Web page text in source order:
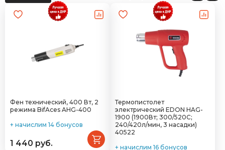
Фен технический, 400 Вт, 2
режима BifAces AHG-400
+ начислим 14 бонусов
1 440 руб.
Термопистолет
электрический EDON HAG-
1900 (1900Вт; 300/520С;
240/420л/мин, 3 насадки)
40522
+ начислим 16 бонусов